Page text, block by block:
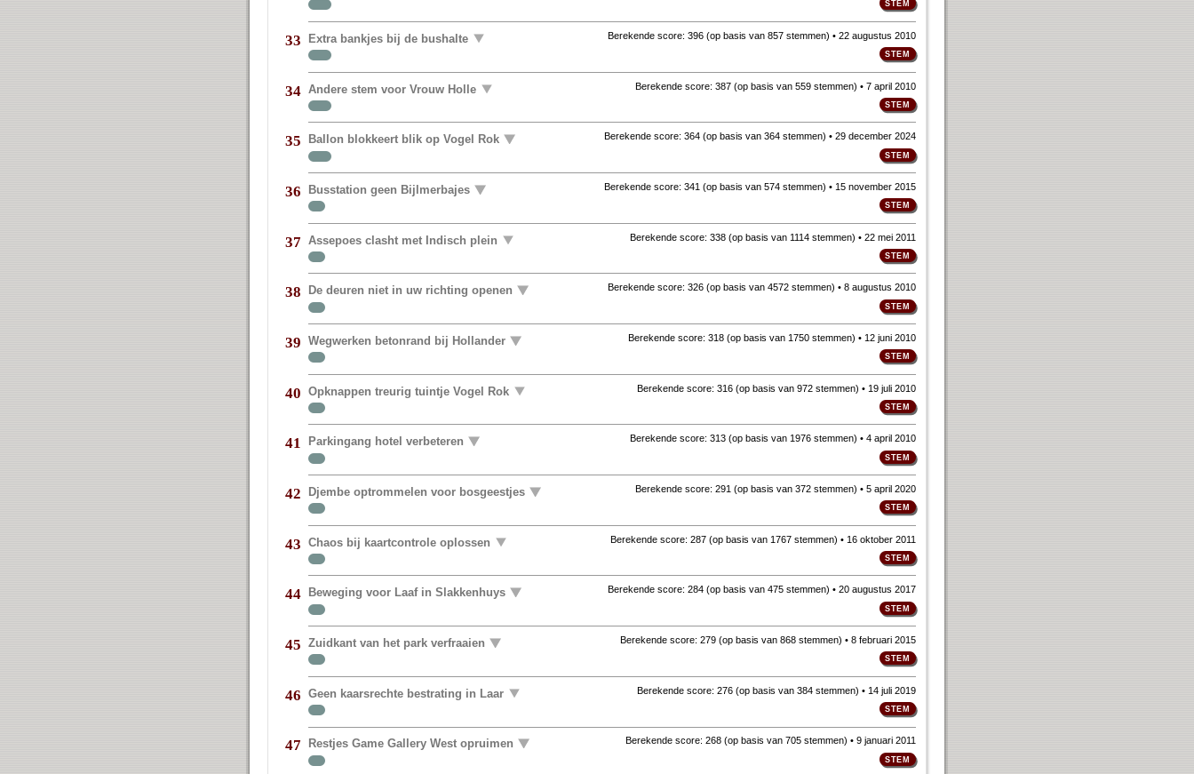
33 Extra bankjes bij de bushalte Berekende score: 396(op basis van 857 stemmen) • 22 augustus 2010
34 Andere stem voor Vrouw Holle Berekende score: 387(op basis van 559 stemmen) • 7 april 2010
35 Ballon blokkeert blik op Vogel Rok Berekende score: 364(op basis van 364 stemmen) • 29 december 2024
36 Busstation geen Bijlmerbajes Berekende score: 341 (op basis van 574 stemmen) • 15 november 2015
37 Assepoes clasht met Indisch plein Berekende score: 338(op basis van 1114 stemmen) • 22 mei 2011
38 De deuren niet in uw richting openen Berekende score: 326(op basis van 4572 stemmen) • 8 augustus 2010
39 Wegwerken betonrand bij Hollander Berekende score: 318(op basis van 1750 stemmen) • 12 juni 2010
40 Opknappen treurig tuintje Vogel Rok Berekende score: 316(op basis van 972 stemmen) • 19 juli 2010
41 Parkingang hotel verbeteren Berekende score: 313(op basis van 1976 stemmen) • 4 april 2010
42 Djembe optrommelen voor bosgeestjes Berekende score: 291 (op basis van 372 stemmen) • 5 april 2020
43 Chaos bij kaartcontrole oplossen Berekende score: 287(op basis van 1767 stemmen) • 16 oktober 2011
44 Beweging voor Laaf in Slakkenhuys Berekende score: 284(op basis van 475 stemmen) • 20 augustus 2017
45 Zuidkant van het park verfraaien Berekende score: 279(op basis van 868 stemmen) • 8 februari 2015
46 Geen kaarsrechte bestrating in Laar Berekende score: 276(op basis van 384 stemmen) • 14 juli 2019
47 Restjes Game Gallery West opruimen Berekende score: 268(op basis van 705 stemmen) • 9 januari 2011